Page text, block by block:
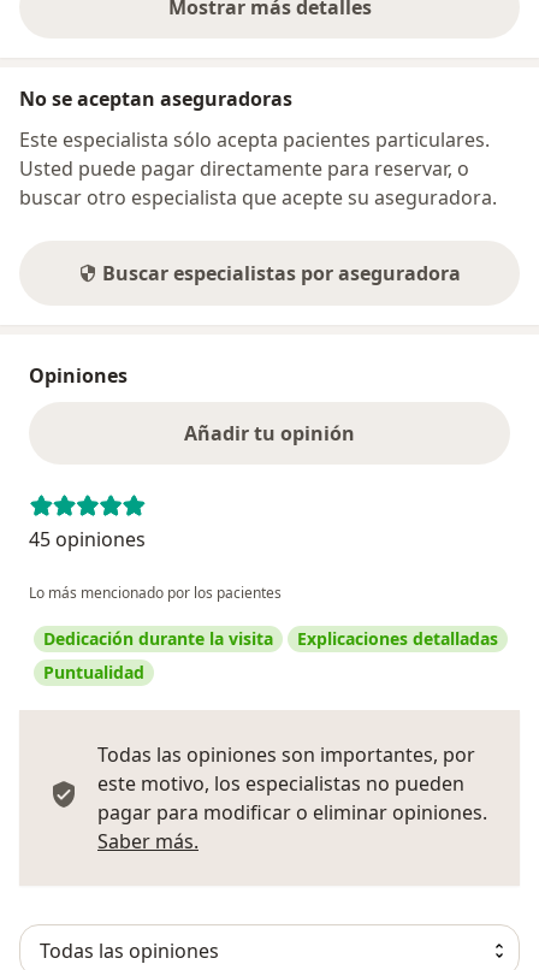
Mostrar más detalles
sobre la dirección
No se aceptan aseguradoras
Este especialista sólo acepta pacientes particulares.
Usted puede pagar directamente para reservar, o
buscar otro especialista que acepte su aseguradora.
Buscar especialistas por aseguradora
Opiniones
Añadir tu opinión
45 opiniones
Lo más mencionado por los pacientes
Dedicación durante la visita
Explicaciones detalladas
Puntualidad
Todas las opiniones son importantes, por
este motivo, los especialistas no pueden
pagar para modificar o eliminar opiniones.
Saber más.